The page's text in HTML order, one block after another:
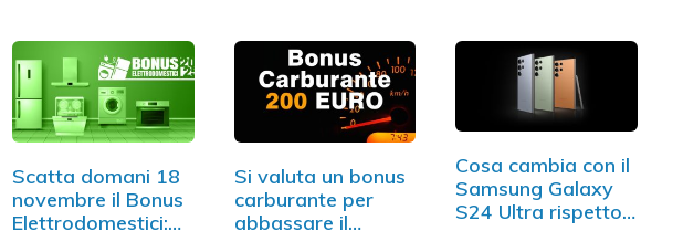
Scatta domani 18
novembre il Bonus
Elettrodomestici:…
Si valuta un bonus
carburante per
abbassare il…
Cosa cambia con il
Samsung Galaxy
S24 Ultra rispetto…